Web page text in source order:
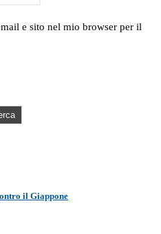
e sito nel mio browser per il
il Giappone